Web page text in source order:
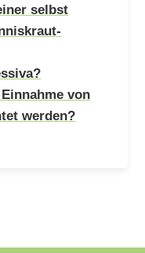
selbst
von
werden?